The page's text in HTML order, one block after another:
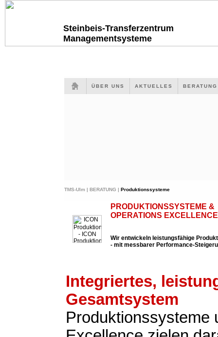
Steinbeis-Transferzentrum
Managementsysteme
ÜBER UNS AKTUELLES
TMS-Ulm | BERATUNG | Produktionssysteme
PRODUKTIONSSYSTEME &
OPERATIONS EXCELLENCE
Wir entwickeln leistungsfähige
- mit messbarer Performance-
Integriertes,
Gesamtsystem
Produktionssysteme